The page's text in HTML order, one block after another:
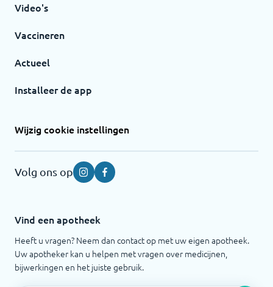
Video's
Vaccineren
Actueel
Installeer de app
Wijzig cookie instellingen
Volg ons op InstagramFacebook
Vind een apotheek
Heeft u vragen? Neem dan contact op met uw eigen apotheek.
Uw apotheker kan u helpen met vragen over medicijnen,
bijwerkingen en het juiste gebruik.